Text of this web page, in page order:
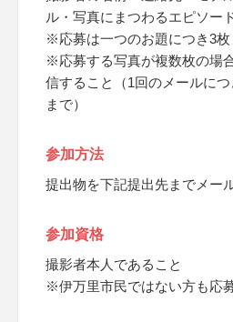
ル・写真にまつわるエピソー
※応募は一つのお題につき3枚
※応募する写真が複数枚の場
信すること（1回のメールに
まで）
参加方法
提出物を下記提出先までメー
参加資格
撮影者本人であること
※伊万里市民ではない方も応